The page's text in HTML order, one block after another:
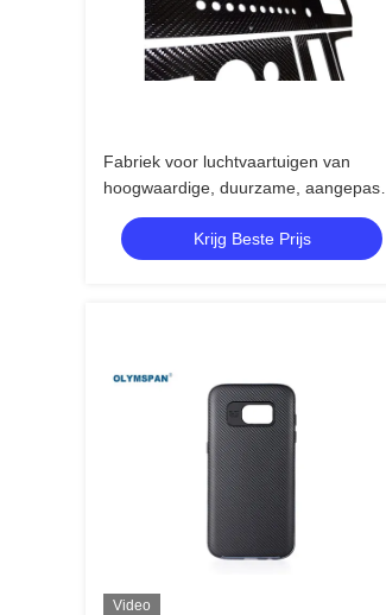
Fabriek voor luchtvaartuigen van
hoogwaardige, duurzame, aangepaste
koolstofvezels
Krijg Beste Prijs
Video